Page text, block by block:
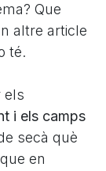
Que
altre article
té.
els
i els camps
secà què
en